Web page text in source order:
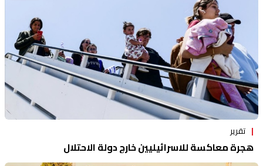
تقرير
هجرة معاكسة للاسرائيليين خارج دولة الاحتلال